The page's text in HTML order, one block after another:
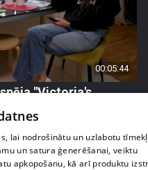
00:05:44
"Victoria's
lai nodrošinātu un uzlabotu
un satura ģenerēšanai, veiktu
apkopošanu, kā arī produktu